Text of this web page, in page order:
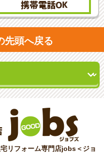
携帯電話OK
先頭へ戻る
リフォーム専門店jobs＜ジョ